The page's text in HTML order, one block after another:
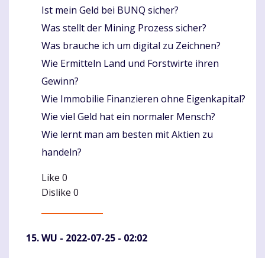
Ist mein Geld bei BUNQ sicher?
Was stellt der Mining Prozess sicher?
Was brauche ich um digital zu Zeichnen?
Wie Ermitteln Land und Forstwirte ihren
Gewinn?
Wie Immobilie Finanzieren ohne Eigenkapital?
Wie viel Geld hat ein normaler Mensch?
Wie lernt man am besten mit Aktien zu
handeln?
Like 0
Dislike 0
WU - 2022-07-25 - 02:02